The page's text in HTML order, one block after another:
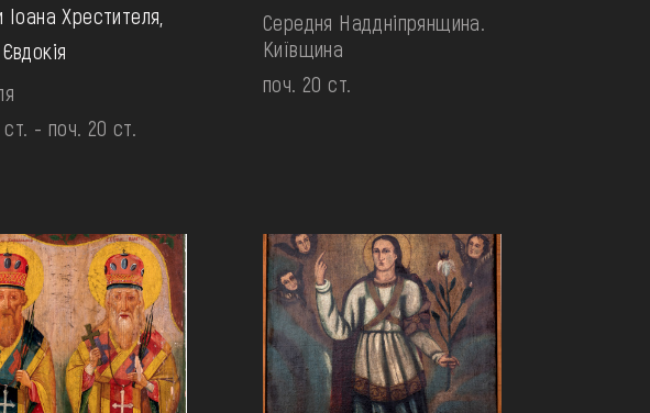
Іоана Хрестителя,
ст. - поч. 20 ст.
Середня Наддніпрянщина.
Київщина
поч. 20 ст.